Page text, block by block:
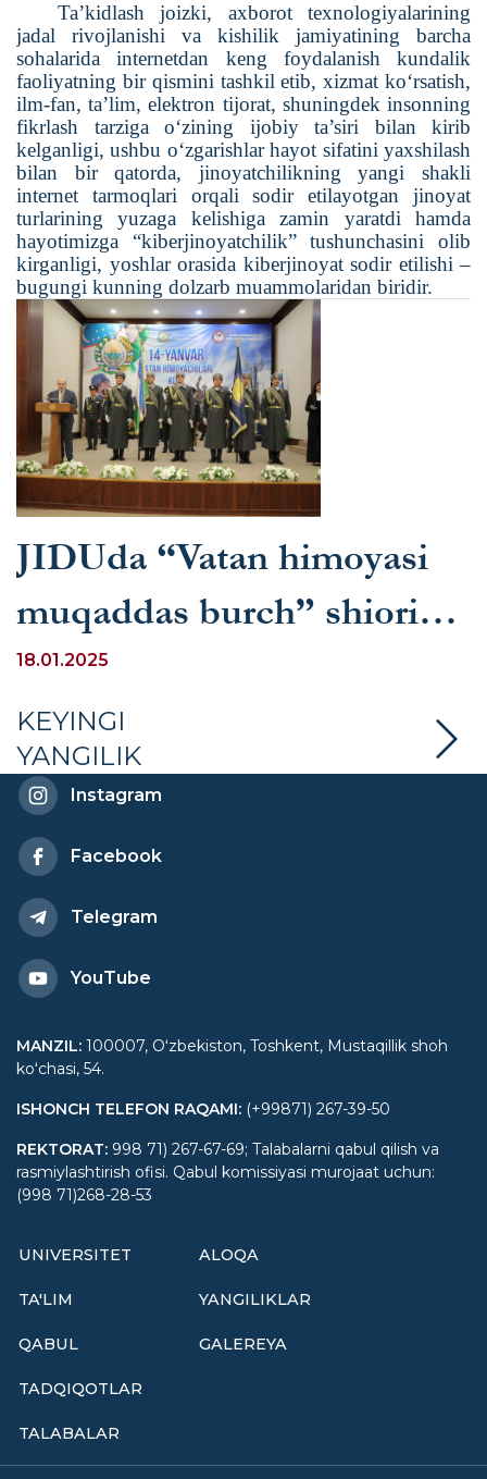
Ta’kidlash joizki, axborot texnologiyalarining
jadal rivojlanishi va kishilik jamiyatining barcha
sohalarida internetdan keng foydalanish kundalik
faoliyatning bir qismini tashkil etib, xizmat ko‘rsatish,
ilm-fan, ta’lim, elektron tijorat, shuningdek insonning
fikrlash tarziga o‘zining ijobiy ta’siri bilan kirib
kelganligi, ushbu o‘zgarishlar hayot sifatini yaxshilash
bilan bir qatorda, jinoyatchilikning yangi shakli
internet tarmoqlari orqali sodir etilayotgan jinoyat
turlarining yuzaga kelishiga zamin yaratdi hamda
hayotimizga “kiberjinoyatchilik” tushunchasini olib
kirganligi, yoshlar orasida kiberjinoyat sodir etilishi –
bugungi kunning dolzarb muammolaridan biridir.
JIDUda “Vatan himoyasi
muqaddas burch” shiori
ostida bayram tadbiri
bo‘lib o‘tdi
18.01.2025
KEYINGI
YANGILIK
Instagram
Facebook
Telegram
YouTube
MANZIL: 100007, Oʻzbekiston, Toshkent, Mustaqillik shoh
koʻchasi, 54.
ISHONCH TELEFON RAQAMI: (+99871) 267-39-50
REKTORAT: 998 71) 267-67-69; Talabalarni qabul qilish va
rasmiylashtirish ofisi. Qabul komissiyasi murojaat uchun:
(998 71)268-28-53
UNIVERSITET
TA'LIM
QABUL
TADQIQOTLAR
TALABALAR
ALOQA
YANGILIKLAR
GALEREYA